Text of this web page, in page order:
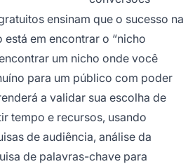
ensinam que o sucesso na
em encontrar o “nicho
um nicho onde você
para um público com poder
a validar sua escolha de
tempo e recursos, usando
de audiência, análise da
de palavras-chave para